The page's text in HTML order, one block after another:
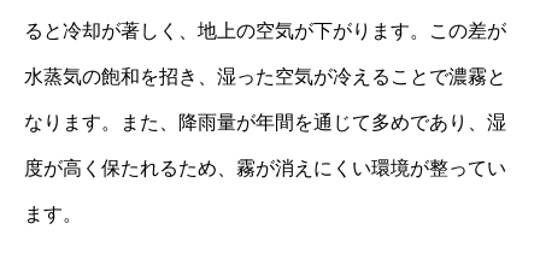
ると冷却が著しく、地上の空気が下がります。この差が
水蒸気の飽和を招き、湿った空気が冷えることで濃霧と
なります。また、降雨量が年間を通じて多めであり、湿
度が高く保たれるため、霧が消えにくい環境が整ってい
ます。